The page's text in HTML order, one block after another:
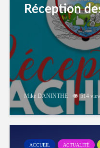
Réception
Mike DANINTHE 514
ACCUEIL ACTUALITÉ